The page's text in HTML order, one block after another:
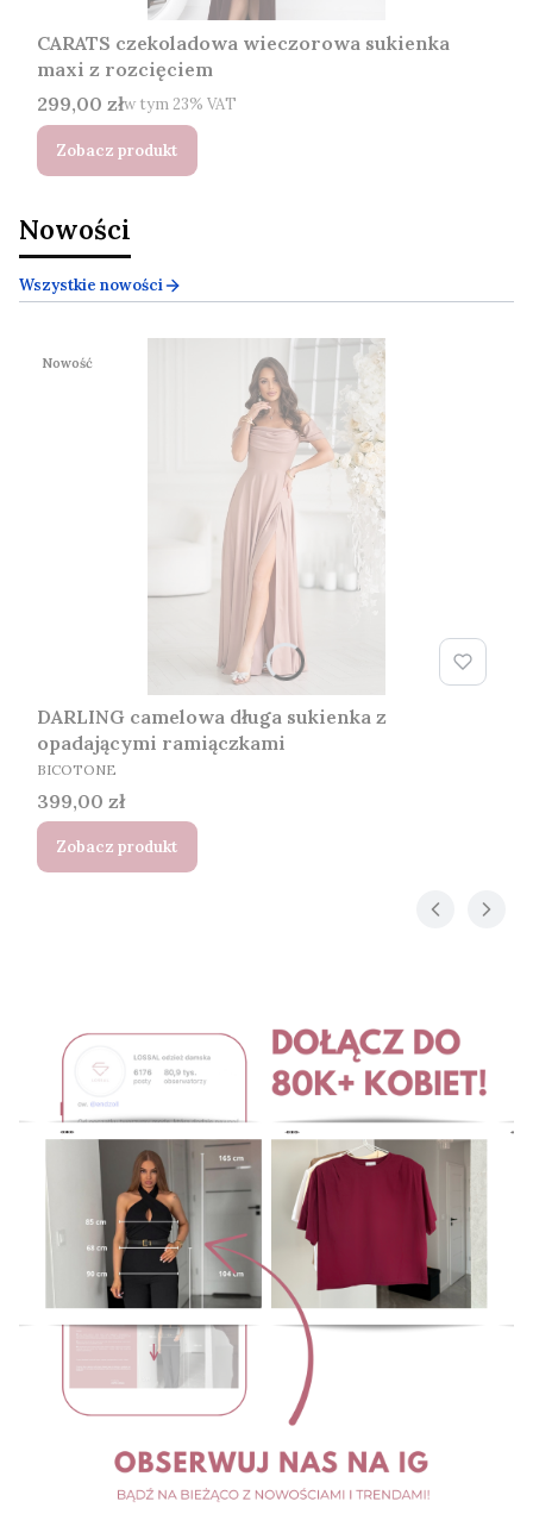
CARATS czekoladowa wieczorowa sukienka
maxi z rozcięciem
Cena brutto
299,00 złw tym %s VAT
w tym 23% VAT
Zobacz produkt
Nowości
Wszystkie nowości
Nowość
DARLING camelowa długa sukienka z
opadającymi ramiączkami
PRODUCENT
BICOTONE
Cena
399,00 zł
Zobacz produkt